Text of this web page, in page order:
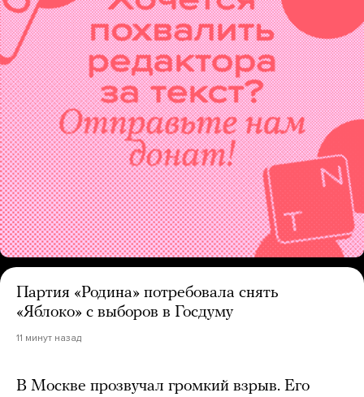
Партия «Родина» потребовала снять
«Яблоко» с выборов в Госдуму
11 минут назад
В Москве прозвучал громкий взрыв. Его